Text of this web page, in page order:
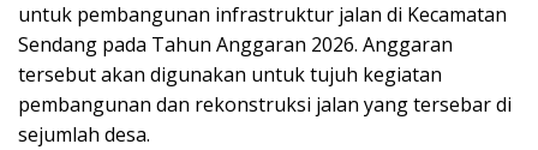
untuk pembangunan infrastruktur jalan di Kecamatan
Sendang pada Tahun Anggaran 2026. Anggaran
tersebut akan digunakan untuk tujuh kegiatan
pembangunan dan rekonstruksi jalan yang tersebar di
sejumlah desa.